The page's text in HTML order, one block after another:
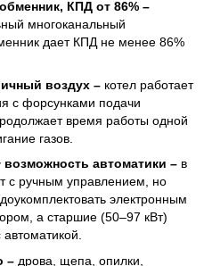
КПД от 86% –
многоканальный
дает КПД не менее 86%
воздух – котел работает
с форсунками подачи
время работы одной
газов.
автоматики – в
с ручным управлением, но
электронным
а старшие (50–97 кВт)
– дрова, щепа, опилки,